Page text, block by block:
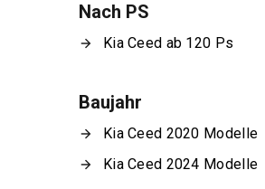
Nach PS
Kia Ceed ab 120 Ps
Baujahr
Kia Ceed 2020 Modelle
Kia Ceed 2024 Modelle